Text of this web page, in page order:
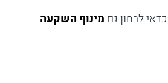
לבחון גם מינוף השקעה